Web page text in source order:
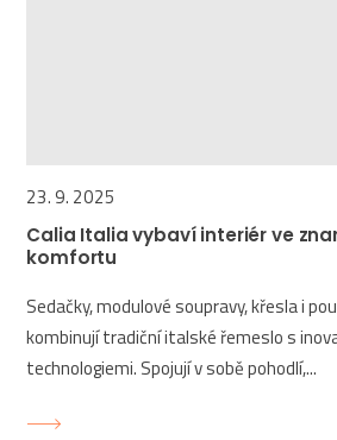
23. 9. 2025
Calia Italia vybaví interiér ve
komfortu
Sedačky, modulové soupravy, křesla i
kombinují tradiční italské řemeslo s
technologiemi. Spojují v sobě pohodlí,...